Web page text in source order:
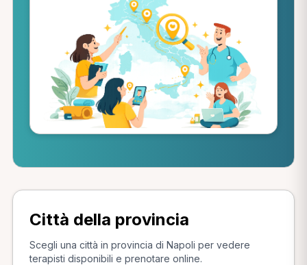
Città della provincia
Scegli una città in provincia di Napoli per vedere
terapisti disponibili e prenotare online.